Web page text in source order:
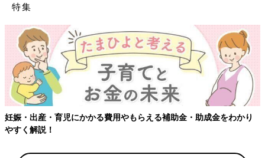
特集
妊娠・出産・育児にかかる費用やもらえる補助金・助成金をわかり
やすく解説！